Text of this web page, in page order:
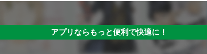
アプリならもっと便利で快適に！